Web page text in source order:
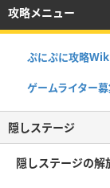
攻略メニュー
ぷにぷに攻略
ゲームライター募
隠しステージ
隠しステージの解